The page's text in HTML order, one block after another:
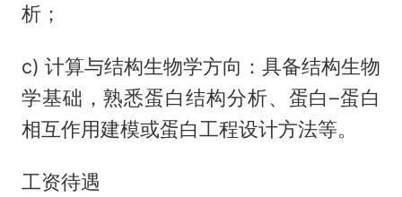
析；
c) 计算与结构生物学方向：具备结构生物
学基础，熟悉蛋白结构分析、蛋白–蛋白
相互作用建模或蛋白工程设计方法等。
工资待遇